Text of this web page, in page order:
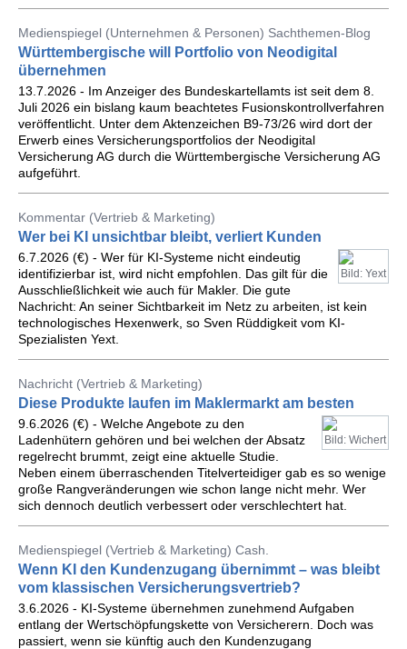
Medienspiegel (Unternehmen & Personen) Sachthemen-Blog
Württembergische will Portfolio von Neodigital
übernehmen
13.7.2026 - Im Anzeiger des Bundeskartellamts ist seit dem 8.
Juli 2026 ein bislang kaum beachtetes Fusionskontrollverfahren
veröffentlicht. Unter dem Aktenzeichen B9-73/26 wird dort der
Erwerb eines Versicherungsportfolios der Neodigital
Versicherung AG durch die Württembergische Versicherung AG
aufgeführt.
Kommentar (Vertrieb & Marketing)
Wer bei KI unsichtbar bleibt, verliert Kunden
Bild: Yext
6.7.2026 (€) - Wer für KI-Systeme nicht eindeutig
identifizierbar ist, wird nicht empfohlen. Das gilt für die
Ausschließlichkeit wie auch für Makler. Die gute
Nachricht: An seiner Sichtbarkeit im Netz zu arbeiten, ist kein
technologisches Hexenwerk, so Sven Rüddigkeit vom KI-
Spezialisten Yext.
Nachricht (Vertrieb & Marketing)
Diese Produkte laufen im Maklermarkt am besten
Bild: Wichert
9.6.2026 (€) - Welche Angebote zu den
Ladenhütern gehören und bei welchen der Absatz
regelrecht brummt, zeigt eine aktuelle Studie.
Neben einem überraschenden Titelverteidiger gab es so wenige
große Rangveränderungen wie schon lange nicht mehr. Wer
sich dennoch deutlich verbessert oder verschlechtert hat.
Medienspiegel (Vertrieb & Marketing) Cash.
Wenn KI den Kundenzugang übernimmt – was bleibt
vom klassischen Versicherungsvertrieb?
3.6.2026 - KI-Systeme übernehmen zunehmend Aufgaben
entlang der Wertschöpfungskette von Versicherern. Doch was
passiert, wenn sie künftig auch den Kundenzugang